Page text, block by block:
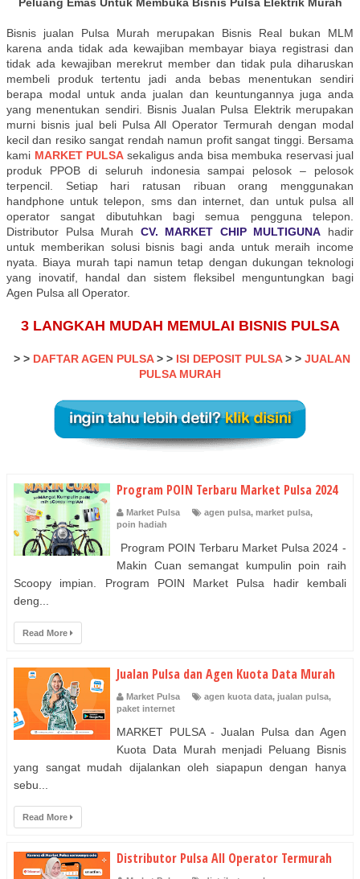
Peluang Emas Untuk Membuka Bisnis Pulsa Elektrik Murah
Bisnis jualan Pulsa Murah merupakan Bisnis Real bukan MLM
karena anda tidak ada kewajiban membayar biaya registrasi dan
tidak ada kewajiban merekrut member dan tidak pula diharuskan
membeli produk tertentu jadi anda bebas menentukan sendiri
berapa modal untuk anda jualan dan keuntungannya juga anda
yang menentukan sendiri. Bisnis Jualan Pulsa Elektrik merupakan
murni bisnis jual beli Pulsa All Operator Termurah dengan modal
kecil dan resiko sangat rendah namun profit sangat tinggi. Bersama
kami MARKET PULSA sekaligus anda bisa membuka reservasi jual
produk PPOB di seluruh indonesia sampai pelosok – pelosok
terpencil. Setiap hari ratusan ribuan orang menggunakan
handphone untuk telepon, sms dan internet, dan untuk pulsa all
operator sangat dibutuhkan bagi semua pengguna telepon.
Distributor Pulsa Murah CV. MARKET CHIP MULTIGUNA hadir
untuk memberikan solusi bisnis bagi anda untuk meraih income
nyata. Biaya murah tapi namun tetap dengan dukungan teknologi
yang inovatif, handal dan sistem fleksibel menguntungkan bagi
Agen Pulsa all Operator.
3 LANGKAH MUDAH MEMULAI BISNIS PULSA
> > DAFTAR AGEN PULSA> > ISI DEPOSIT PULSA> > JUALAN
PULSA MURAH
Program POIN Terbaru Market Pulsa 2024
Market Pulsa agen pulsa, market pulsa,
poin hadiah
Program POIN Terbaru Market Pulsa 2024 -
Makin Cuan semangat kumpulin poin raih
Scoopy impian. Program POIN Market Pulsa hadir kembali
deng...
Read More
Jualan Pulsa dan Agen Kuota Data Murah
Market Pulsa agen kuota data, jualan pulsa,
paket internet
MARKET PULSA - Jualan Pulsa dan Agen
Kuota Data Murah menjadi Peluang Bisnis
yang sangat mudah dijalankan oleh siapapun dengan hanya
sebu...
Read More
Distributor Pulsa All Operator Termurah